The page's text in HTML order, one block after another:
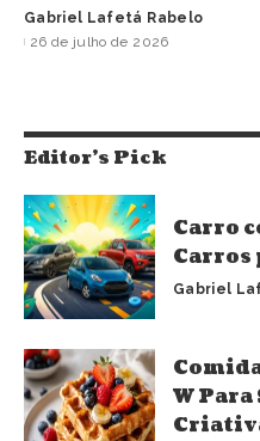
Gabriel Lafetá Rabelo
26 de julho de 2026
Editor's Pick
Carro
Carros
Gabriel
W